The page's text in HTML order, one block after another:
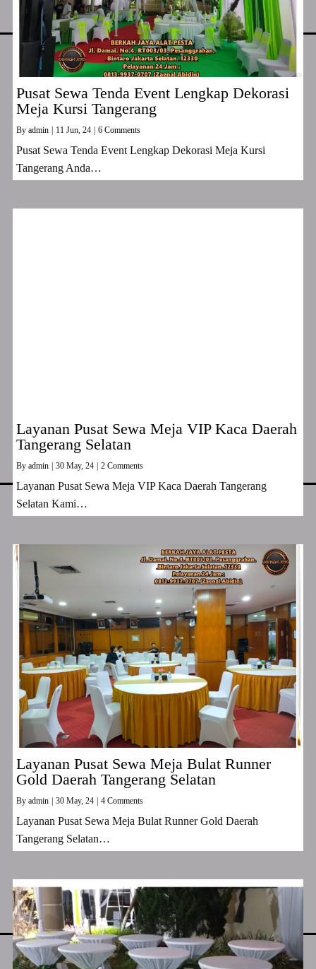
Pusat Sewa Tenda Event Lengkap Dekorasi
Meja Kursi Tangerang
By admin 11 Jun, 24 6 Comments
Pusat Sewa Tenda Event Lengkap Dekorasi Meja Kursi
Tangerang Anda…
Layanan Pusat Sewa Meja VIP Kaca Daerah
Tangerang Selatan
By admin | 30 May, 24 | 2 Comments
Layanan Pusat Sewa Meja VIP Kaca Daerah Tangerang
Selatan Kami…
Layanan Pusat Sewa Meja Bulat Runner
Gold Daerah Tangerang Selatan
By admin 30 May, 24 4 Comments
Layanan Pusat Sewa Meja Bulat Runner Gold Daerah
Tangerang Selatan…